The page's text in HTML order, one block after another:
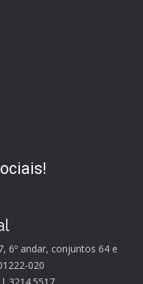
6º andar, conjuntos 64 e
020